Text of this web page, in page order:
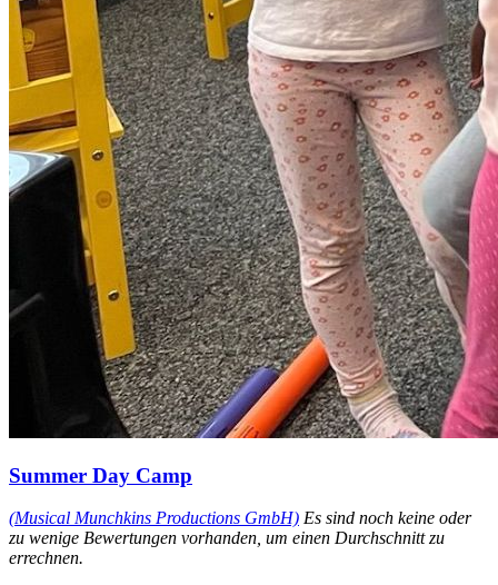
Summer Day Camp
(Musical Munchkins Productions GmbH) Es sind noch keine oder
zu wenige Bewertungen vorhanden, um einen Durchschnitt zu
errechnen.